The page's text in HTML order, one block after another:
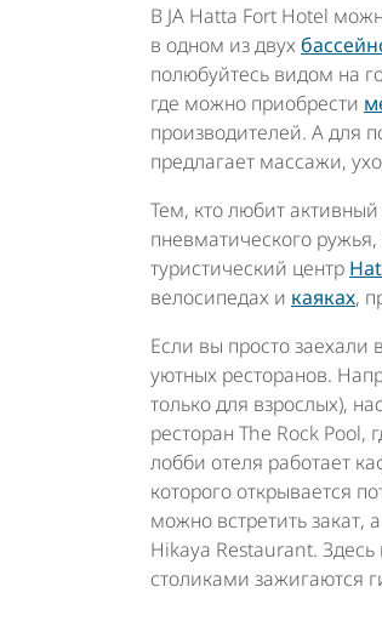
В JA Hatta Fort Hotel
в одном из двух
полюбуйтесь видом на
где можно приобрести
производителей. А для
предлагает массажи,
Тем, кто любит активный
пневматического
туристический центр
велосипедах и каяках,
Если вы просто заехали
уютных ресторанов.
только для взрослых),
ресторан The Rock Pool,
лобби отеля работает
которого открывается
можно встретить закат,
Hikaya Restaurant.
столиками зажигаются